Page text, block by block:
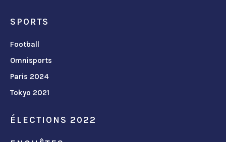
SPORTS
Football
Omnisports
Paris 2024
Tokyo 2021
ÉLECTIONS 2022